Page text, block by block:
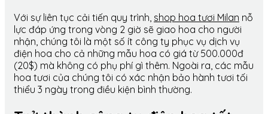
Với sự liên tục cải tiến quy trình, shop hoa tươi Milan nỗ
lực đáp ứng trong vòng 2 giờ sẽ giao hoa cho người
nhận, chúng tôi là một số ít công ty phục vụ dịch vụ
điện hoa cho cả những mẫu hoa có giá từ 500.000đ
(20$) mà không có phụ phí gì thêm. Ngoài ra, các mẫu
hoa tươi của chúng tôi có xác nhận bảo hành tươi tối
thiểu 3 ngày trong điều kiện bình thường.